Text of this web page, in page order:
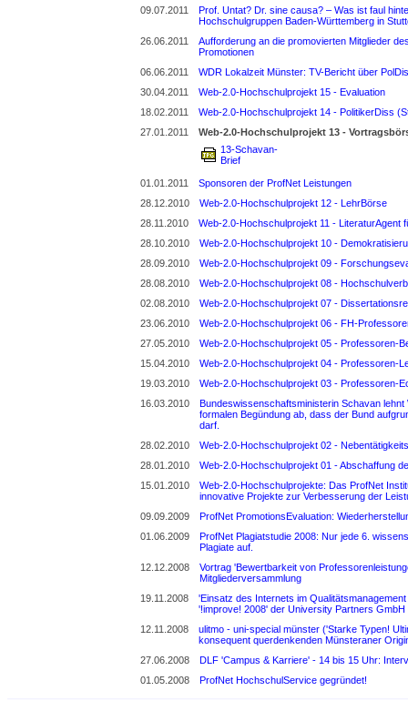
09.07.2011
Prof. Untat? Dr. sine causa? – Was ist faul
Hochschulgruppen Baden-Württemberg in
26.06.2011
Aufforderung an die promovierten Mitglieder
Promotionen
06.06.2011
WDR Lokalzeit Münster: TV-Bericht über
30.04.2011
Web-2.0-Hochschulprojekt 15 - Evaluation
18.02.2011
Web-2.0-Hochschulprojekt 14 - PolitikerDiss
27.01.2011
Web-2.0-Hochschulprojekt 13 -
13-Schavan-
Brief
01.01.2011
Sponsoren der ProfNet Leistungen
28.12.2010
Web-2.0-Hochschulprojekt 12 - LehrBörse
28.11.2010
Web-2.0-Hochschulprojekt 11 - LiteraturAgent
28.10.2010
Web-2.0-Hochschulprojekt 10 -
28.09.2010
Web-2.0-Hochschulprojekt 09 -
28.08.2010
Web-2.0-Hochschulprojekt 08 -
02.08.2010
Web-2.0-Hochschulprojekt 07 -
23.06.2010
Web-2.0-Hochschulprojekt 06 - FH-
27.05.2010
Web-2.0-Hochschulprojekt 05 - Professoren-
15.04.2010
Web-2.0-Hochschulprojekt 04 - Professoren-
19.03.2010
Web-2.0-Hochschulprojekt 03 - Professoren-
16.03.2010
Bundeswissenschaftsministerin Schavan
formalen Begündung ab, dass der Bund
darf.
28.02.2010
Web-2.0-Hochschulprojekt 02 -
28.01.2010
Web-2.0-Hochschulprojekt 01 - Abschaffung
15.01.2010
Web-2.0-Hochschulprojekte: Das ProfNet
innovative Projekte zur Verbesserung der
09.09.2009
ProfNet PromotionsEvaluation:
01.06.2009
ProfNet Plagiatstudie 2008: Nur jede 6.
Plagiate auf.
12.12.2008
Vortrag 'Bewertbarkeit von
Mitgliederversammlung
19.11.2008
'Einsatz des Internets im
'!improve! 2008' der University Partners GmbH
12.11.2008
ulitmo - uni-special münster ('Starke Typen!
konsequent querdenkenden Münsteraner
27.06.2008
DLF 'Campus & Karriere' - 14 bis 15 Uhr:
01.05.2008
ProfNet HochschulService gegründet!